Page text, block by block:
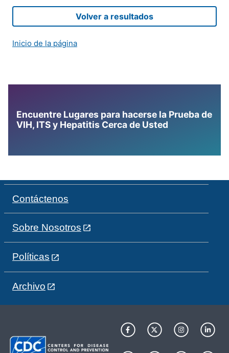
Volver a resultados
Inicio de la página
Encuentre Lugares para hacerse la Prueba de
VIH, ITS y Hepatitis Cerca de Usted
Contáctenos
Sobre Nosotros
Políticas
Archivo